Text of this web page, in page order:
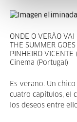
ONDE O VERÃO
THE SUMMER
PINHEIRO
Cinema (Portugal)
Es verano. Un
cuatro capítulos, el
los deseos entre